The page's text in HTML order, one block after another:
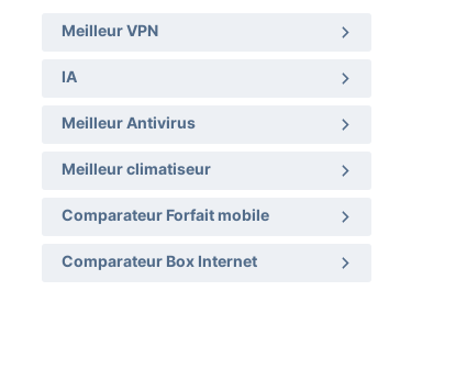
Meilleur VPN
IA
Meilleur Antivirus
Meilleur climatiseur
Comparateur Forfait mobile
Comparateur Box Internet